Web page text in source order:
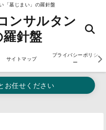
「墓じまい」の羅針盤
ンサルタン
羅針盤
サイトマップ
プライバシーポリシ
ー
お任せください